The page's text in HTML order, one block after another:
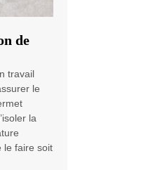
de
travail
le
la
le faire soit